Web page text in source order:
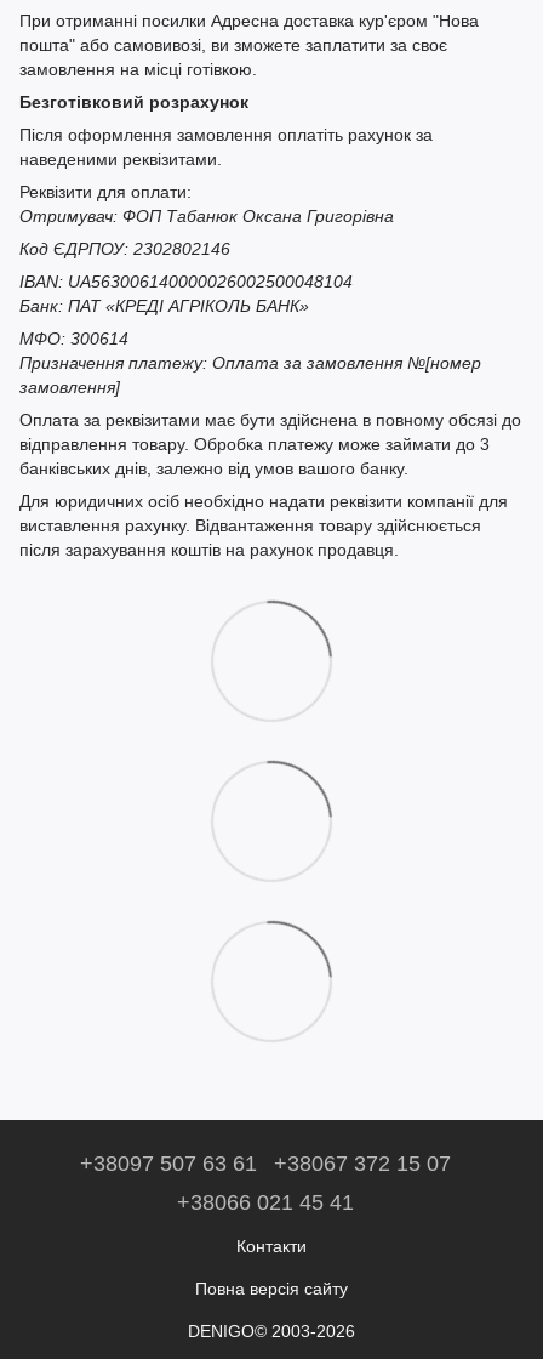
При отриманні посилки Адресна доставка кур'єром "Нова
пошта" або самовивозі, ви зможете заплатити за своє
замовлення на місці готівкою.
Безготівковий розрахунок
Після оформлення замовлення оплатіть рахунок за
наведеними реквізитами.
Реквізити для оплати:
Отримувач: ФОП Табанюк Оксана Григорівна
Код ЄДРПОУ: 2302802146
IBAN: UA563006140000026002500048104
Банк: ПАТ «КРЕДІ АГРІКОЛЬ БАНК»
МФО: 300614
Призначення платежу: Оплата за замовлення №[номер
замовлення]
Оплата за реквізитами має бути здійснена в повному обсязі до
відправлення товару. Обробка платежу може займати до 3
банківських днів, залежно від умов вашого банку.
Для юридичних осіб необхідно надати реквізити компанії для
виставлення рахунку. Відвантаження товару здійснюється
після зарахування коштів на рахунок продавця.
+38097 507 63 61
+38067 372 15 07
+38066 021 45 41
Контакти
Повна версія сайту
DENIGO© 2003-2026